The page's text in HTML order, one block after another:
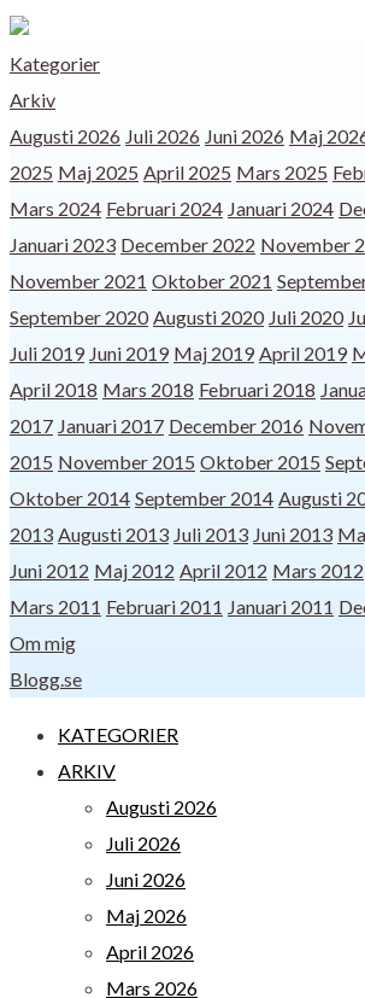
Kategorier
Arkiv
Augusti 2026 Juli 2026 Juni 2026 Maj
2025 Maj 2025 April 2025 Mars 2025
Mars 2024 Februari 2024 Januari 2024
Januari 2023 December 2022 November
November 2021 Oktober 2021
September 2020 Augusti 2020 Juli 2020
Juli 2019 Juni 2019 Maj 2019 April 2019
April 2018 Mars 2018 Februari 2018
2017 Januari 2017 December 2016
2015 November 2015 Oktober 2015
Oktober 2014 September 2014 Augusti
2013 Augusti 2013 Juli 2013 Juni 2013
Juni 2012 Maj 2012 April 2012 Mars 2012
Mars 2011 Februari 2011 Januari 2011
Om mig
Blogg.se
KATEGORIER
ARKIV
Augusti 2026
Juli 2026
Juni 2026
Maj 2026
April 2026
Mars 2026